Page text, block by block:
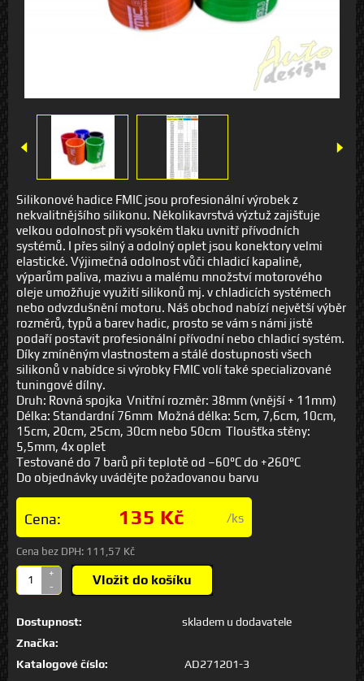
Silikonové hadice FMIC jsou profesionální výrobek z
nekvalitnějšího silikonu. Několikavrstvá výztuž zajišťuje
velkou odolnost při vysokém tlaku uvnitř přívodních
systémů. I přes silný a odolný oplet jsou konektory velmi
elastické. Výjimečná odolnost vůči chladicí kapalině,
výparům paliva, mazivu a malému množství motorového
oleje umožňuje využití silikonů mj. v chladicích systémech
nebo odvzdušnění motoru. Náš obchod nabízí největší výběr
rozměrů, typů a barev hadic, prosto se vám s námi jistě
podaří postavit profesionální přívodní nebo chladicí systém.
Díky zmíněným vlastnostem a stálé dostupnosti všech
silikonů v nabídce si výrobky FMIC volí také specializované
tuningové dílny.
Druh: Rovná spojka Vnitřní rozměr: 38mm (vnější + 11mm)
Délka: Standardní 76mm Možná délka: 5cm, 7,6cm, 10cm,
15cm, 20cm, 25cm, 30cm nebo 50cm Tloušťka stěny:
5,5mm, 4x oplet
Testované do 7 barů při teplotě od –60°C do +260°C
Do objednávky uvádějte požadovanou barvu
Cena: 135 Kč /ks
Cena bez DPH: 111,57 Kč
+
-
Vložit do košíku
Dostupnost:
skladem u dodavatele
Značka:
Katalogové číslo:
AD271201-3